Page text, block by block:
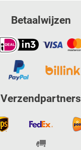
Betaalwijzen
Verzendpartners